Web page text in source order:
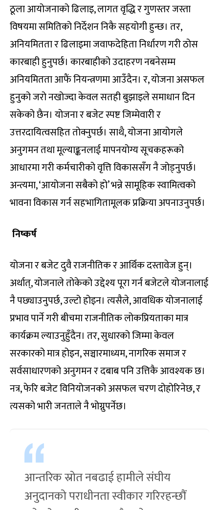
ठूला आयोजनाको ढिलाइ, लागत वृद्धि र गुणस्तर जस्ता
विषयमा समितिको निर्देशन निकै सहयोगी हुन्छ। तर,
अनियमितता र ढिलाइमा जवाफदेहिता निर्धारण गरी ठोस
कारबाही हुनुपर्छ। कारबाहीको उदाहरण नबनेसम्म
अनियमितता आफैं नियन्त्रणमा आउँदैन। र, योजना असफल
हुनुको जरो नखोज्दा केवल सतही बुझाइले समाधान दिन
सकेको छैन। योजना र बजेट स्पष्ट जिम्मेवारी र
उत्तरदायित्वसहित तोक्नुपर्छ। साथै, योजना आयोगले
अनुगमन तथा मूल्याङ्कनलाई मापनयोग्य सूचकहरूको
आधारमा गरी कर्मचारीको वृत्ति विकाससँग नै जोड्नुपर्छ।
अन्त्यमा, ‘आयोजना सबैको हो’ भन्ने सामूहिक स्वामित्वको
भावना विकास गर्न सहभागितामूलक प्रक्रिया अपनाउनुपर्छ।
निष्कर्ष
योजना र बजेट दुवै राजनीतिक र आर्थिक दस्तावेज हुन्।
अर्थात्, योजनाले तोकेको उद्देश्य पूरा गर्न बजेटले योजनालाई
नै पछ्याउनुपर्छ, उल्टो होइन। त्यसैले, आवधिक योजनालाई
प्रभाव पार्ने गरी बीचमा राजनीतिक लोकप्रियताका मात्र
कार्यक्रम ल्याउनुहुँदैन। तर, सुधारको जिम्मा केवल
सरकारको मात्र होइन, सञ्चारमाध्यम, नागरिक समाज र
सर्वसाधारणको अनुगमन र दबाब पनि उत्तिकै आवश्यक छ।
नत्र, फेरि बजेट विनियोजनको असफल चरण दोहोरिनेछ, र
त्यसको भारी जनताले नै भोग्नुपर्नेछ।
आन्तरिक स्रोत नबढाई हामीले संघीय
अनुदानको पराधीनता स्वीकार गरिरहन्छौं